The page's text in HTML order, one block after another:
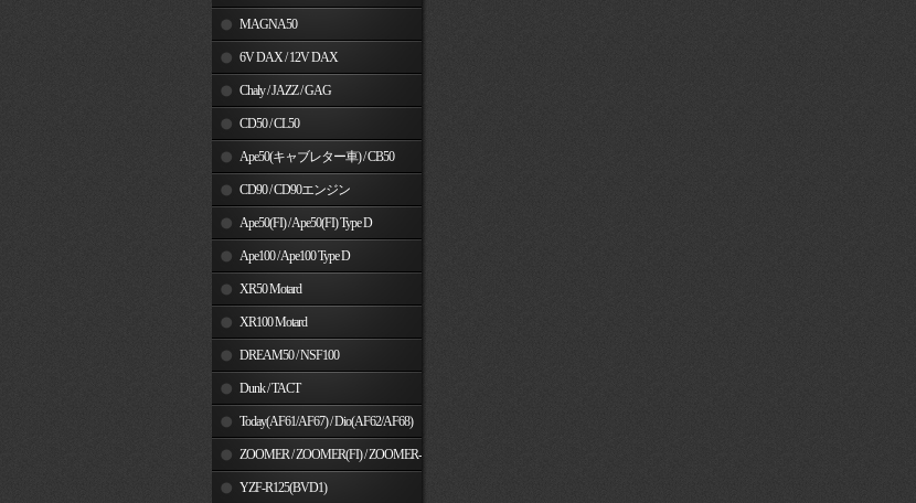
MAGNA50
6V DAX / 12V DAX
Chaly / JAZZ / GAG
CD50 / CL50
Ape50(キャブレター車) / CB50
CD90 / CD90エンジン
Ape50(FI) / Ape50(FI) Type D
Ape100 / Ape100 Type D
XR50 Motard
XR100 Motard
DREAM50 / NSF100
Dunk / TACT
Today(AF61/AF67) / Dio(AF62/AF68)
ZOOMER / ZOOMER(FI) / ZOOMER-
YZF-R125(BVD1)